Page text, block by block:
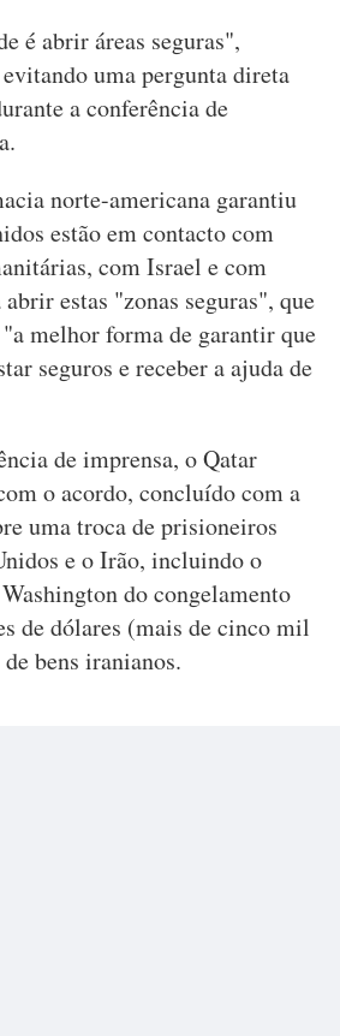
é abrir áreas seguras",
uma pergunta direta
a conferência de
norte-americana garantiu
estão em contacto com
com Israel e com
estas "zonas seguras", que
melhor forma de garantir que
seguros e receber a ajuda de
de imprensa, o Qatar
o acordo, concluído com a
uma troca de prisioneiros
e o Irão, incluindo o
do congelamento
de dólares (mais de cinco mil
bens iranianos.